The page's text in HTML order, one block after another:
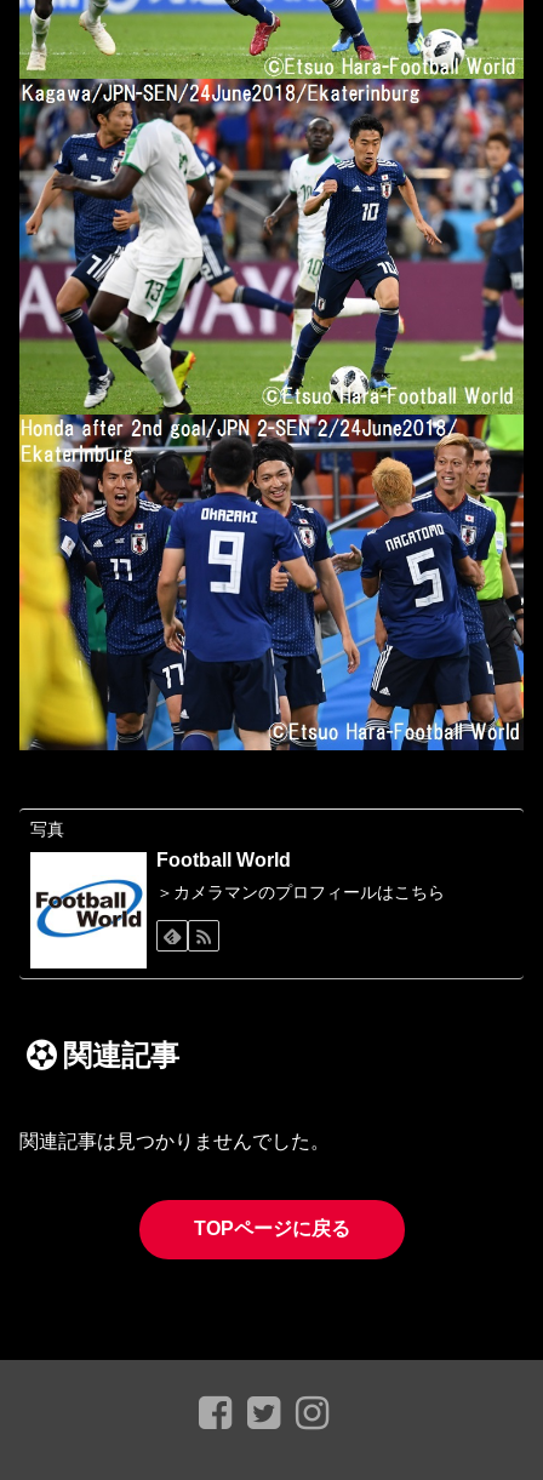
写真
Football World
＞カメラマンのプロフィールはこちら
関連記事
関連記事は見つかりませんでした。
TOPページに戻る